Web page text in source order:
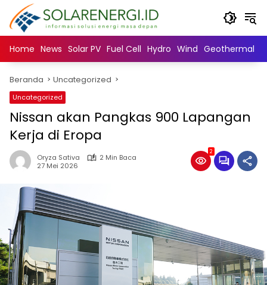
Langsung
konten
Home News Solar PV Fuel Cell Hydro Wind Geothermal
Beranda Uncategorized
Uncategorized
Nissan akan Pangkas 900 Lapangan
Kerja di Eropa
Oryza Sativa
2 Min Baca
27 Mei 2026
2